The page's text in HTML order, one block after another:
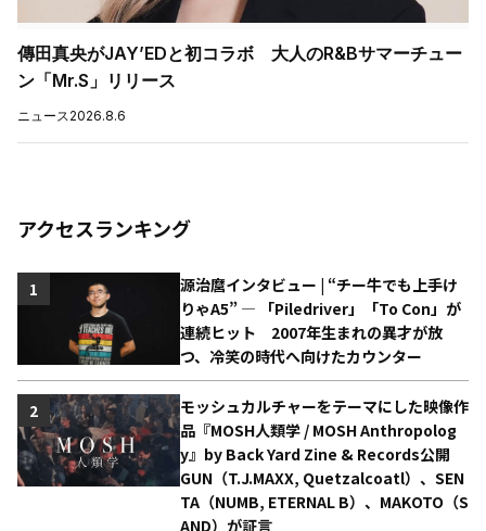
傳田真央がJAY’EDと初コラボ 大人のR&Bサマーチュー
ン「Mr.S」リリース
ニュース2026.8.6
アクセスランキング
源治麿インタビュー | “チー牛でも上手け
りゃA5” ― 「Piledriver」「To Con」が
連続ヒット 2007年生まれの異才が放
つ、冷笑の時代へ向けたカウンター
1
モッシュカルチャーをテーマにした映像作
品『MOSH人類学 / MOSH Anthropolog
y』by Back Yard Zine & Records公開
GUN（T.J.MAXX, Quetzalcoatl）、SEN
TA（NUMB, ETERNAL B）、MAKOTO（S
AND）が証言
2